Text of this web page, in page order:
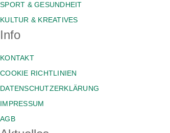
SPORT & GESUNDHEIT
KULTUR & KREATIVES
Info
KONTAKT
COOKIE RICHTLINIEN
DATENSCHUTZERKLÄRUNG
IMPRESSUM
AGB